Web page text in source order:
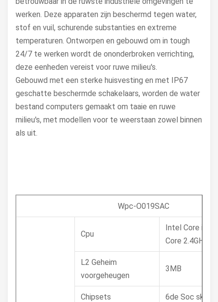
werken. Deze apparaten zijn beschermd tegen water,
stof en vuil, schurende substanties en extreme
temperaturen. Ontworpen en gebouwd om in tough
24/7 te werken wordt de ononderbroken verrichting,
deze eenheden vereist voor ruwe milieu's.
Gebouwd met een sterke huisvesting en met IP67
geschatte beschermde schakelaars, worden de water
bestand computers gemaakt om taaie en ruwe
milieu's, met modellen voor te weerstaan zowel binnen
als uit.
Wpc-O019SAC
Cpu
Intel Core i3-
Core 2.4GHz
L2 Geheim
voorgeheugen
3MB
Chipsets 6de Soc